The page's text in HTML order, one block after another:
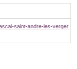
saint-andre-les-verger